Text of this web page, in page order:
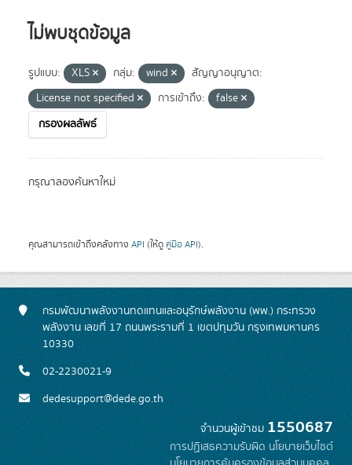
ไม่พบชุดข้อมูล
รูปแบบ: XLS กลุ่ม: wind
สัญญาอนุญาต:
License not specified
การเข้าถึง:
false
กรองผลลัพธ์
กรุณาลองค้นหาใหม่
คุณสามารถเข้าถึงคลังทาง API (ให้ดู คู่มือ API).
กรมพัฒนาพลังงานทดแทนและอนุรักษ์พลังงาน (พพ.) กระทรวง
พลังงาน เลขที่ 17 ถนนพระรามที่ 1 เขตปทุมวัน กรุงเทพมหานคร
10330
02-2230021-9
dedesupport@dede.go.th
จำนวนผู้เข้าชม 1550687
การปฏิเสธความรับผิด นโยบายเว็บไซต์